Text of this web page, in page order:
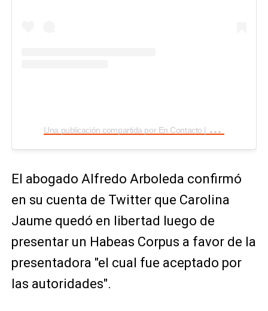
U
na publicación compartida por En Contacto | Ecuavisa (@encontactoecuavisa)
El abogado Alfredo Arboleda confirmó
en su cuenta de Twitter que Carolina
Jaume quedó en libertad luego de
presentar un Habeas Corpus a favor de la
presentadora "el cual fue aceptado por
las autoridades".